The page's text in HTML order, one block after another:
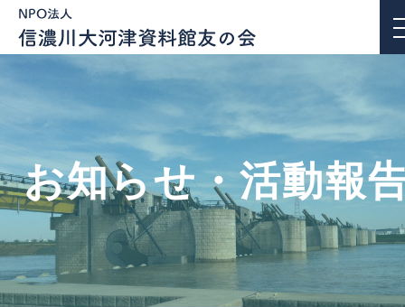
お知らせ・活動報告
私たちについて
活動紹介
団体会員一覧
お知らせ・活動報